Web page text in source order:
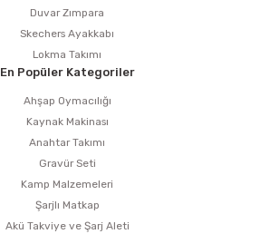
Duvar Zımpara
Skechers Ayakkabı
Lokma Takımı
En Popüler Kategoriler
Ahşap Oymacılığı
Kaynak Makinası
Anahtar Takımı
Gravür Seti
Kamp Malzemeleri
Şarjlı Matkap
Akü Takviye ve Şarj Aleti